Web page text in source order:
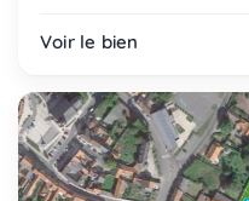
Voir le bien